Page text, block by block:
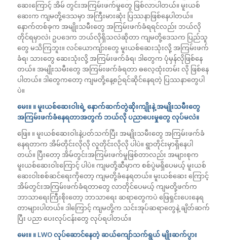
ဆေးကြောင့် အိမ် တွင်းအကြမ်းဖက်မှုတွေ ဖြစ်လာပါတယ်။ မူးယစ်
ဆေးက ကျမတို့ဒေသမှာ အကြီးမားဆုံး ပြဿနာဖြစ်နေပါတယ်။
နောက်တစ်ခုက အမျိုးသမီးတွေ အကြမ်းဖက်ခံရရင်လည်း ဘယ်လို
တိုင်ရမှာလဲ၊ ဥပဒေက ဘယ်လိုရှိသလဲဆိုတာ ကျမတို့ဒေသက ပြည်သူ
တွေ မသိကြဘူး။ လင်ယောကျ်ားတွေ မူးယစ်ဆေးသုံးလို့ အကြမ်းဖက်
ခံရ၊ သားတွေ ဆေးသုံးလို့ အကြမ်းဖက်ခံရ၊ ဒါတွေက ပုံမှန်လိုဖြစ်နေ
တယ်။ အမျိုးသမီးတွေ အကြမ်းဖက်ခံရတာ ဓလေ့ထုံးတမ်း လို ဖြစ်နေ
ပါတယ်။ ဒါတွေကတော့ ကျမတို့နေ့စဉ်ရင်ဆိုင်နေရတဲ့ ပြဿနာတွေပါ
ပဲ။
မေး။ ။ မူးယစ်ဆေးဝါးရဲ့ နောက်ဆက်တွဲဆိုးကျိုးနဲ့ အမျိုးသမီးတွေ
အကြမ်းဖက်ခံနေရတာအတွက် ဘယ်လို ပညာပေးမှုတွေ လုပ်မလဲ။
ဖြေ။ ။ မူးယစ်ဆေးဝါးနဲ့ပတ်သက်ပြီး အမျိုးသမီးတွေ အကြမ်းဖက်ခံ
နေရတာက အိမ်တိုင်းလိုလို လူတိုင်းလိုလို ပါပဲ။ ရွာတိုင်းမှာရှိနေပါ
တယ်။ ပြီးတော့ အိမ်တွင်းအကြမ်းဖက်မှုဖြစ်တာလည်း အများစုက
မူးယစ်ဆေးဝါးကြောင့် ပါပဲ။ ကျမတို့ဆီမှာက စစ်ပွဲမရှိပေမယ့် မူးယစ်
ဆေးဝါးစစ်ဆင်ရေးကိုတော့ ကျမတို့ခံနေရတယ်။ မူးယစ်ဆေး ကြောင့်
အိမ်တွင်းအကြမ်းဖက်ခံရတာတွေ လာတိုင်ပေမယ့် ကျမတို့ဖက်က
ဘာသာရေးကြီးစိုးတော့ ဘာသာရေး ဆရာတွေကပဲ ဖြေရှင်းပေးနေရ
တာများပါတယ်။ ဒါကြောင့် ကျမတို့က သင်းအုပ်ဆရာတွေနဲ့ ချိတ်ဆက်
ပြီး ပညာ ပေးလုပ်ငန်းတွေ လုပ်ရပါတယ်။
မေး။ ။ LWO လုပ်ဆောင်နေတဲ့ ဆယ်ကျော်သက်ရွယ် မျိုးဆက်ပွား